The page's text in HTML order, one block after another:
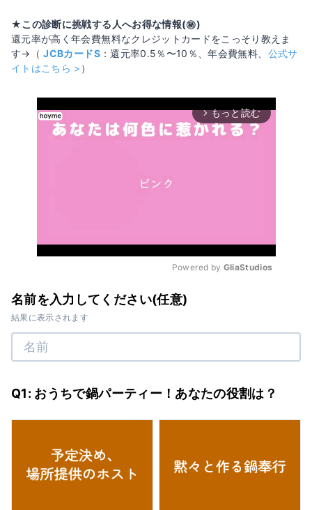
★この診断に挑戦する人へお得な情報(㊙️)
還元率が高く年会費無料なクレジットカードをこっそり教えま
す→（JCBカードS：還元率0.5％〜10％、年会費無料、 公式サ
イトはこちら > ）
arrow_forward_ios もっと読む
Powered by GliaStudios
名前を入力してください(任意)
結果に表示されます
Q1: おうちで鍋パーティー！あなたの役割は？